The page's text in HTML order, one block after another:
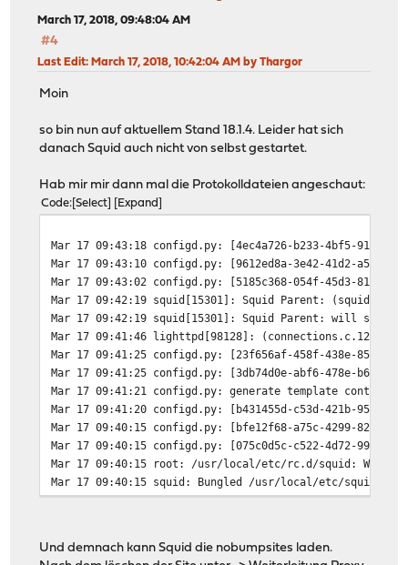
March 17, 2018, 09:48:04 AM
#4
Last Edit: March 17, 2018, 10:42:04 AM by Thargor
Moin
so bin nun auf aktuellem Stand 18.1.4. Leider hat sich
danach Squid auch nicht von selbst gestartet.
Hab mir mir dann mal die Protokolldateien angeschaut:
Code Select Expand
Mar 17 09:43:18 configd.py: [4ec4a726-b233-4bf5-913b-
Mar 17 09:43:10 configd.py: [9612ed8a-3e42-41d2-a54e-
Mar 17 09:43:02 configd.py: [5185c368-054f-45d3-818d-
Mar 17 09:42:19 squid[15301]: Squid Parent: (squid-1)
Mar 17 09:42:19 squid[15301]: Squid Parent: will start
Mar 17 09:41:46 lighttpd[98128]: (connections.c.127)
Mar 17 09:41:25 configd.py: [23f656af-458f-438e-85b6-
Mar 17 09:41:25 configd.py: [3db74d0e-abf6-478e-b6c7-
Mar 17 09:41:21
configd.py: generate template container
Mar 17 09:41:20 configd.py: [b431455d-c53d-421b-954f-
Mar 17 09:40:15 configd.py: [bfe12f68-a75c-4299-8221-
Mar 17 09:40:15 configd.py: [075c0d5c-c522-4d72-993a-
Mar 17 09:40:15 root: /usr/local/etc/rc.d/squid:
Mar 17 09:40:15 squid: Bungled /usr/local/etc/squid/
Mar 17 09:40:14 squid: Bungled /usr/local/etc/squid/
Und demnach kann Squid die nobumpsites laden.